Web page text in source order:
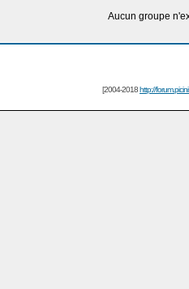
Aucun groupe
[2004-2018http://